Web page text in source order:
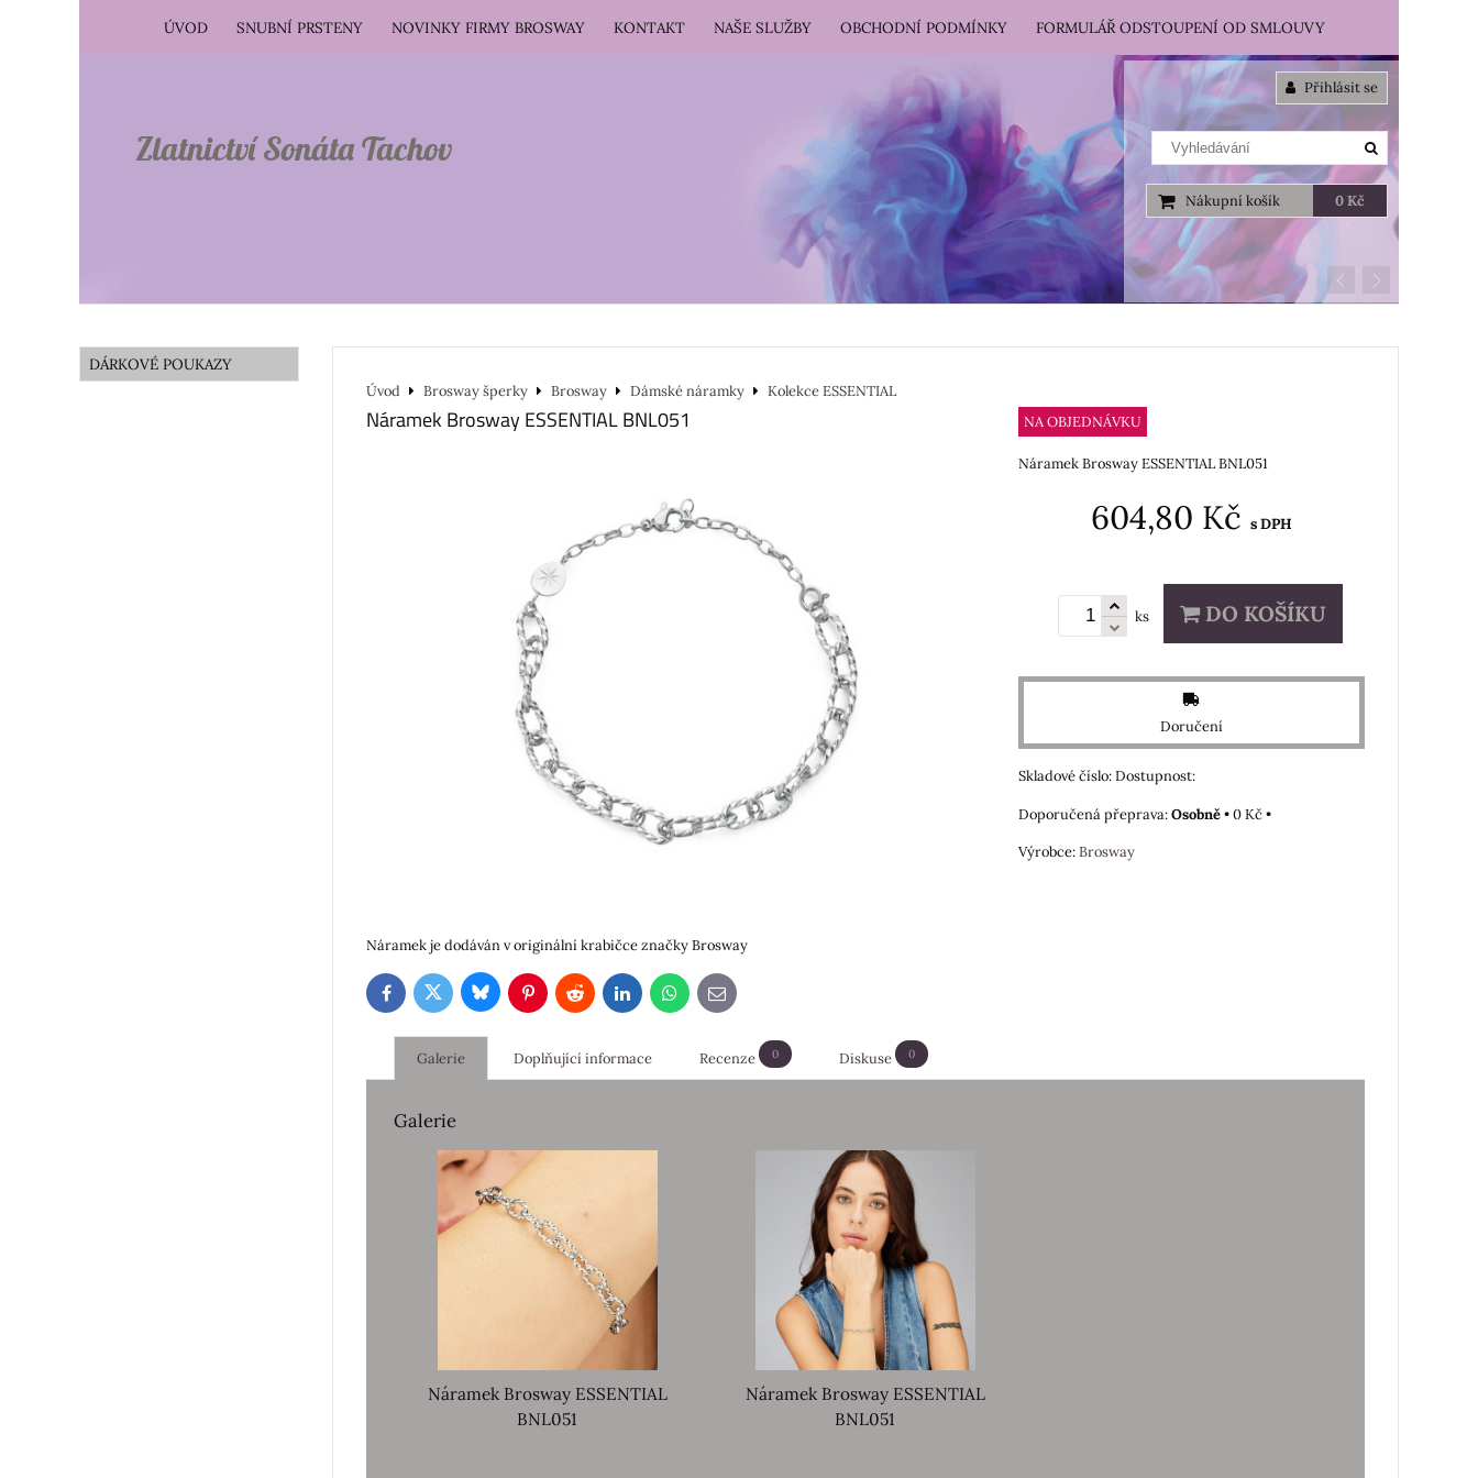
Přihlásit se
Nákupní košík 0 Kč
Zlatnictví Sonáta Tachov
ÚVOD SNUBNÍ PRSTENY NOVINKY FIRMY BROSWAY KONTAKT NAŠE SLUŽBY OBCHODNÍ PODMÍNKY FORMULÁŘ ODSTOUPENÍ OD SMLOUVY
Úvod Brosway šperky Brosway Dámské náramky Kolekce ESSENTIAL
Náramek Brosway ESSENTIAL BNL051 NA OBJEDNÁVKU
Náramek Brosway ESSENTIAL BNL051
604,80 Kč s DPH
ks DO KOŠÍKU
Doručení
Skladové číslo:Dostupnost:
Osobně•0 Kč•
Výrobce:Brosway
Náramek je dodáván v originální krabičce značky Brosway
FacebookTwitterBlueskyPinterestRedditLinkedInWhatsApp
E-
mail
Galerie Doplňující informace Recenze 0 Diskuse 0
Galerie
Náramek Brosway ESSENTIAL
BNL051
Náramek Brosway ESSENTIAL
BNL051
DÁRKOVÉ POUKAZY